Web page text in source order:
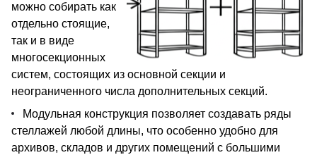
можно собирать как
отдельно стоящие,
так и в виде
многосекционных
систем, состоящих из основной секции и
неограниченного числа дополнительных секций.
Модульная конструкция позволяет создавать ряды
стеллажей любой длины, что особенно удобно для
архивов, складов и других помещений с большими